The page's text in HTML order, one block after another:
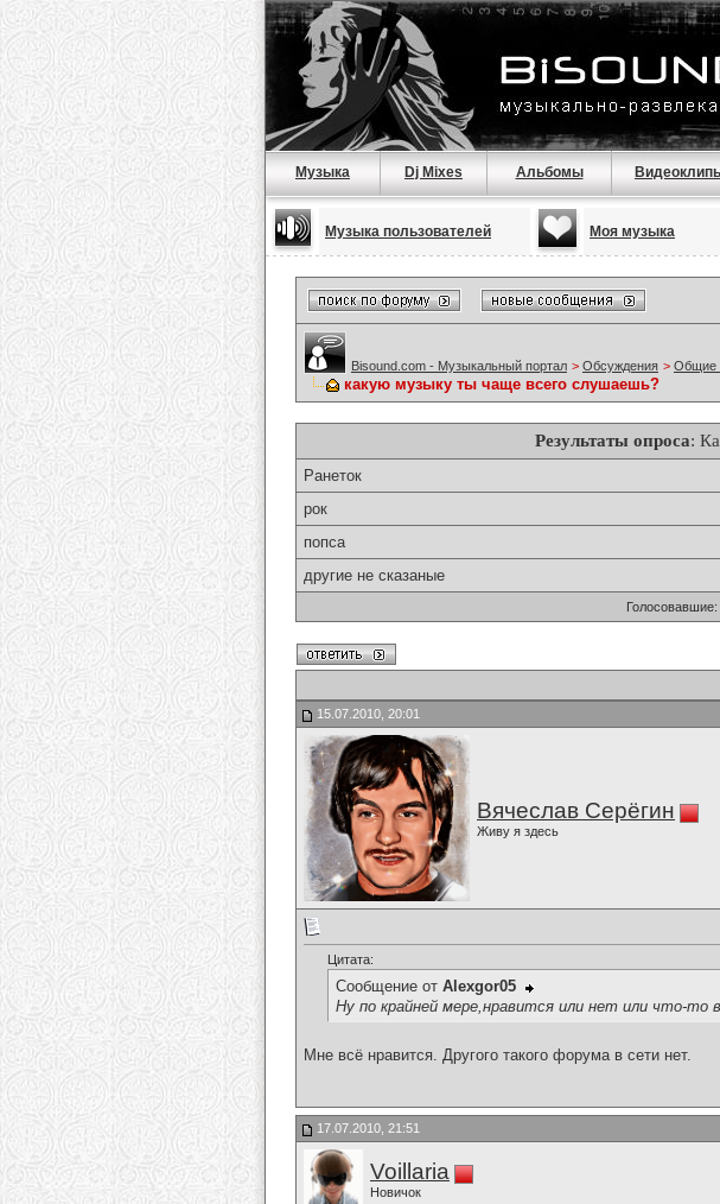
Музыка Dj Mixes Альбомы
Музыка пользователей Моя музыка
Bisound.com - Музыкальный портал > Обсуждения > Общие
какую музыку ты чаще всего слушаешь?
Результаты опроса:
Ранеток
рок
попса
другие не сказаные
Голосовавшие:
15.07.2010, 20:01
Вячеслав Серёгин
Живу я здесь
Цитата:
Сообщение от Alexgor05
Ну по крайней мере,нравится или нет или что-то
Мне всё нравится. Другого такого форума в сети нет.
17.07.2010, 21:51
Voillaria
Новичок